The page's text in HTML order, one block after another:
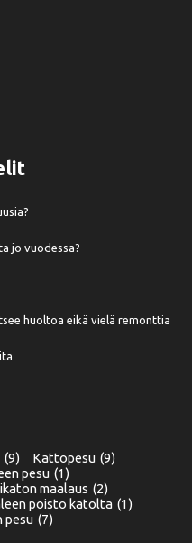
jo vuodessa?
huoltoa eikä vielä remonttia
(9) Kattopesu (9)
pesu (1)
maalaus (2)
poisto katolta (1)
pesu (7)